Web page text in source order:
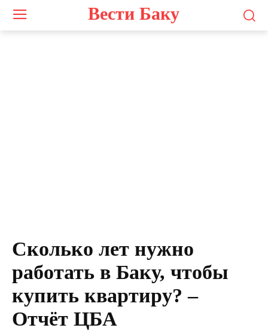
Вести Баку
Сколько лет нужно
работать в Баку, чтобы
купить квартиру? –
Отчёт ЦБА